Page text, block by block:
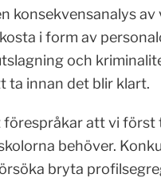
konsekvensanalys
i form av
och
ta innan det blir klart.
att vi först
behöver.
bryta